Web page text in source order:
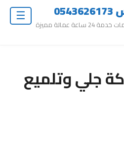
مميزة
جلي وتلميع